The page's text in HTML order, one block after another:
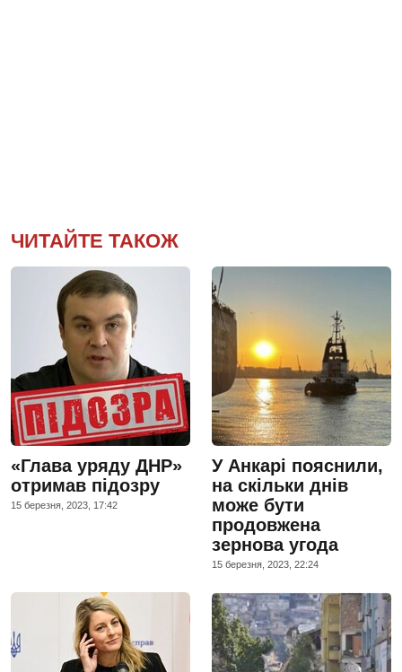
ЧИТАЙТЕ ТАКОЖ
«Глава уряду ДНР»
отримав підозру
15 березня, 2023, 17:42
У Анкарі пояснили,
на скільки днів
може бути
продовжена
зернова угода
15 березня, 2023, 22:24